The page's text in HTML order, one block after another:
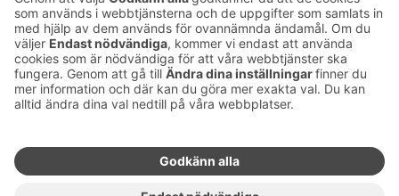
Du får Sokos Hotellens senaste
förmåner och nyheter till din e-
post varje månad.
Sokos Hotels i sociala medier
Sokos
Hotels på
Sokos
Hotels på
Sokos
Hotels
på
Sokos
Hotels i
Linkedin